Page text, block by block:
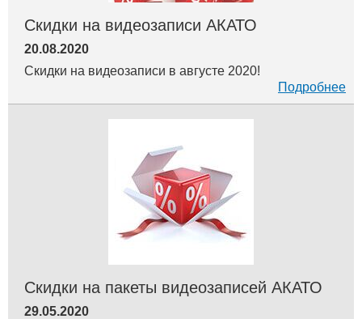
Скидки на видеозаписи АКАТО
20.08.2020
Скидки на видеозаписи в августе 2020!
Подробнее
Скидки на пакеты видеозаписей АКАТО
29.05.2020